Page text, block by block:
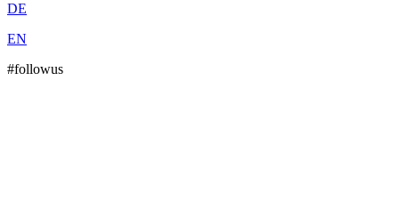
DE
EN
#followus